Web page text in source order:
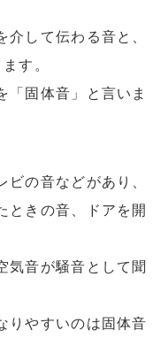
介して伝わる音と、
す。
「固体音」と言いま
ビの音などがあり、
ときの音、ドアを開
気音が騒音として聞
りやすいのは固体音